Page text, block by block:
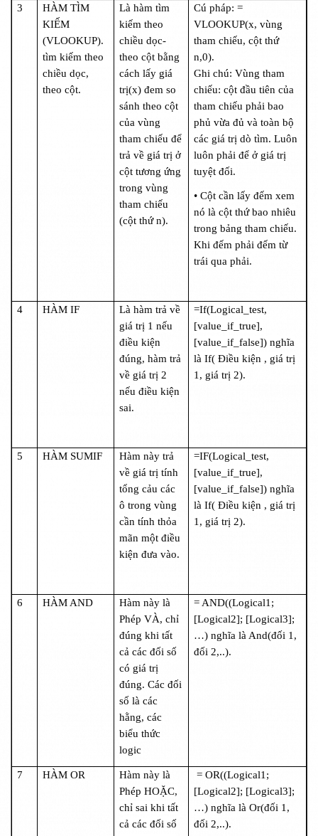
3
HÀM TÌM
KIẾM
(VLOOKUP).
tìm kiếm theo
chiều dọc,
theo cột.
Là hàm tìm
kiếm theo
chiều dọc-
theo cột bằng
cách lấy giá
trị(x) đem so
sánh theo cột
của vùng
tham chiếu để
trả về giá trị ở
cột tương ứng
trong vùng
tham chiếu
(cột thứ n).
Cú pháp: =
VLOOKUP(x, vùng
tham chiếu, cột thứ
n,0).
Ghi chú: Vùng tham
chiếu: cột đầu tiên của
tham chiếu phải bao
phủ vừa đủ và toàn bộ
các giá trị dò tìm. Luôn
luôn phải để ở giá trị
tuyệt đối.
• Cột cần lấy đếm xem
nó là cột thứ bao nhiêu
trong bảng tham chiếu.
Khi đếm phải đếm từ
trái qua phải.
4 HÀM IF
Là hàm trả về
giá trị 1 nếu
điều kiện
đúng, hàm trả
về giá trị 2
nếu điều kiện
sai.
=If(Logical_test,
[value_if_true],
[value_if_false]) nghĩa
là If( Điều kiện , giá trị
1, giá trị 2).
5 HÀM SUMIF
Hàm này trả
về giá trị tính
tổng cảu các
ô trong vùng
cần tính thỏa
mãn một điều
kiện đưa vào.
=IF(Logical_test,
[value_if_true],
[value_if_false]) nghĩa
là If( Điều kiện , giá trị
1, giá trị 2).
6 HÀM AND
Hàm này là
Phép VÀ, chỉ
đúng khi tất
cả các đối số
có giá trị
đúng. Các đối
số là các
hằng, các
biểu thức
logic
= AND((Logical1;
[Logical2]; [Logical3];
…) nghĩa là And(đối 1,
đối 2,..).
7 HÀM OR
Hàm này là
Phép HOẶC,
chỉ sai khi tất
cả các đối số
= OR((Logical1;
[Logical2]; [Logical3];
…) nghĩa là Or(đối 1,
đối 2,..).